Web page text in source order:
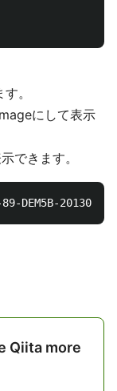
。
にして表示
できます。
Qiita more